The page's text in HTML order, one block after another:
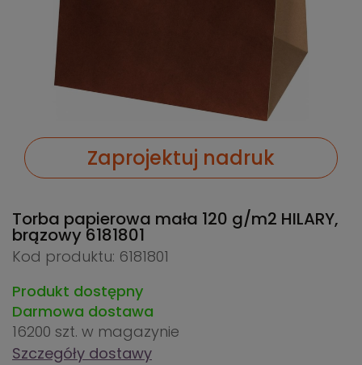
Zaprojektuj nadruk
Torba papierowa mała 120 g/m2 HILARY,
brązowy 6181801
Kod produktu: 6181801
Produkt dostępny
Darmowa dostawa
16200 szt. w magazynie
Szczegóły dostawy